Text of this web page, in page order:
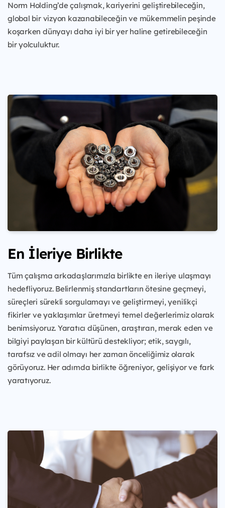
Norm Holding’de çalışmak, kariyerini geliştirebileceğin,
global bir vizyon kazanabileceğin ve mükemmelin peşinde
koşarken dünyayı daha iyi bir yer haline getirebileceğin
bir yolculuktur.
En İleriye Birlikte
Tüm çalışma arkadaşlarımızla birlikte en ileriye ulaşmayı
hedefliyoruz. Belirlenmiş standartların ötesine geçmeyi,
süreçleri sürekli sorgulamayı ve geliştirmeyi, yenilikçi
fikirler ve yaklaşımlar üretmeyi temel değerlerimiz olarak
benimsiyoruz. Yaratıcı düşünen, araştıran, merak eden ve
bilgiyi paylaşan bir kültürü destekliyor; etik, saygılı,
tarafsız ve adil olmayı her zaman önceliğimiz olarak
görüyoruz. Her adımda birlikte öğreniyor, gelişiyor ve fark
yaratıyoruz.